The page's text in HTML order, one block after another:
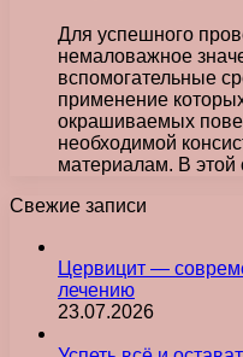
Для успешного
немаловажное
вспомогательные
применение
окрашиваемых
необходимой
материалам. В
Свежие записи
Цервицит —
лечению
23.07.2026